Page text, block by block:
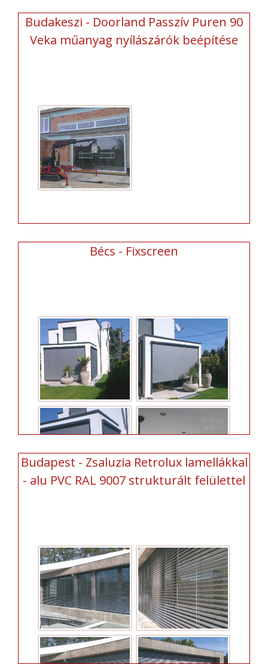
Budakeszi - Doorland Passzív Puren 90
Veka műanyag nyílászárók beépítése
Bécs - Fixscreen
Budapest - Zsaluzia Retrolux lamellákkal
- alu PVC RAL 9007 strukturált felülettel